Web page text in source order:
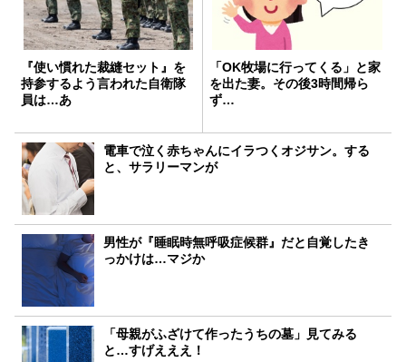
『使い慣れた裁縫セット』を
持参するよう言われた自衛隊
員は…あ
「OK牧場に行ってくる」と家
を出た妻。その後3時間帰ら
ず…
電車で泣く赤ちゃんにイラつくオジサン。する
と、サラリーマンが
男性が『睡眠時無呼吸症候群』だと自覚したき
っかけは…マジか
「母親がふざけて作ったうちの墓」見てみる
と…すげえええ！